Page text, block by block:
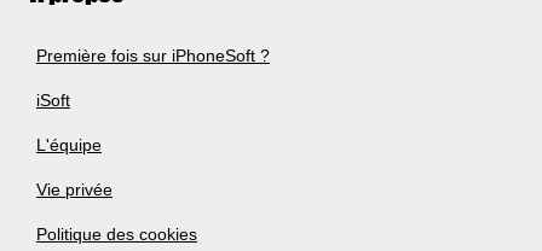
Première fois sur iPhoneSoft ?
iSoft
L'équipe
Vie privée
Politique des cookies